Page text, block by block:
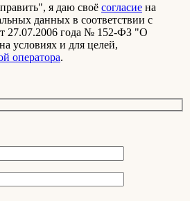
я даю своё согласие на
данных в соответствии с
27.07.2006 года № 152-ФЗ "О
условиях и для целей,
оператора.